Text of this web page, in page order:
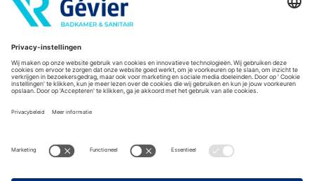
Vind een balie in de buurt
* Bestellingen geplaatst in het weekend worden, mits voorradig, dinsdag geleverd.
Cookies
Algemene voorwaarden